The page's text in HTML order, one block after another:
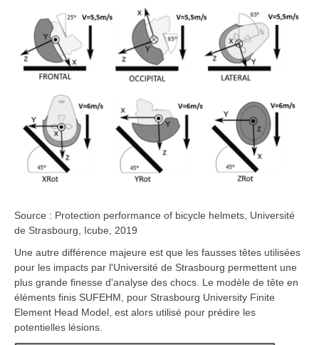
Source : Protection performance of bicycle helmets, Université
de Strasbourg, Icube, 2019
Une autre différence majeure est que les fausses têtes utilisées
pour les impacts par l'Université de Strasbourg permettent une
plus grande finesse d'analyse des chocs. Le modèle de tête en
éléments finis SUFEHM, pour Strasbourg University Finite
Element Head Model, est alors utilisé pour prédire les
potentielles lésions.